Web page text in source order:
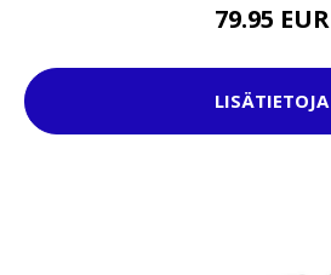
79.95 EUR
LISÄTIETOJA